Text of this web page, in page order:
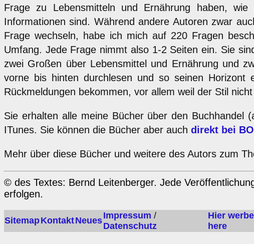
Frage zu Lebensmitteln und Ernährung haben,
Informationen sind. Während andere Autoren zwar
Frage wechseln, habe ich mich auf 220 Fragen
Umfang. Jede Frage nimmt also 1-2 Seiten ein. Sie
zwei Großen über Lebensmittel und Ernährung und
vorne bis hinten durchlesen und so seinen
Rückmeldungen bekommen, vor allem weil der Stil
Sie erhalten alle meine Bücher über den Buchhandel
ITunes. Sie können die Bücher aber auch direkt bei
Mehr über diese Bücher und weitere des Autors zum
© des Textes: Bernd Leitenberger. Jede
erfolgen.
SitemapKontaktNeuesImpressum /
Datenschutz
Hier
here